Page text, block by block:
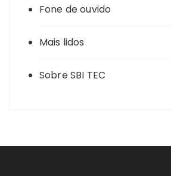
Fone de ouvido
Mais lidos
Sobre SBI TEC